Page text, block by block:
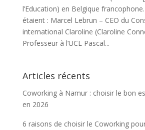
l’Education) en Belgique
étaient : Marcel Lebrun – CEO du
international Claroline (Claroline
Professeur à l’UCL Pascal...
Articles récents
Coworking à Namur : choisir le bon
en 2026
6 raisons de choisir le Coworking